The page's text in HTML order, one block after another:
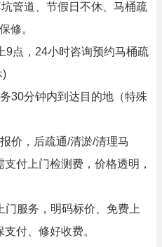
管道、节假日不休、马桶疏
修。
9点，24小时咨询预约马桶疏
)
30分钟内到达目的地（特殊
价，后疏通/清淤/清理马
付上门检测费，价格透明，
门服务，明码标价、免费上
付、修好收费。